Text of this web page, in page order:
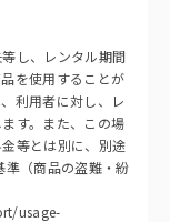
し、レンタル期間
を使用することが
利用者に対し、レ
す。また、この場
等とは別に、別途
準（商品の盗難・紛
usage-